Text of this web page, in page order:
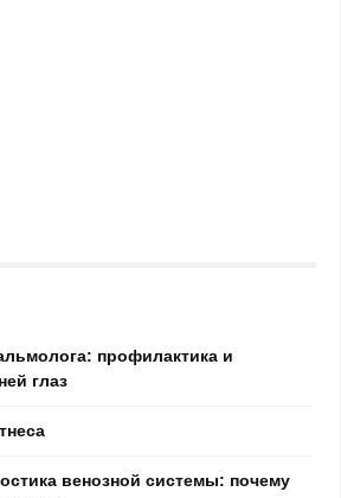
профилактика и
глаз
венозной системы: почему